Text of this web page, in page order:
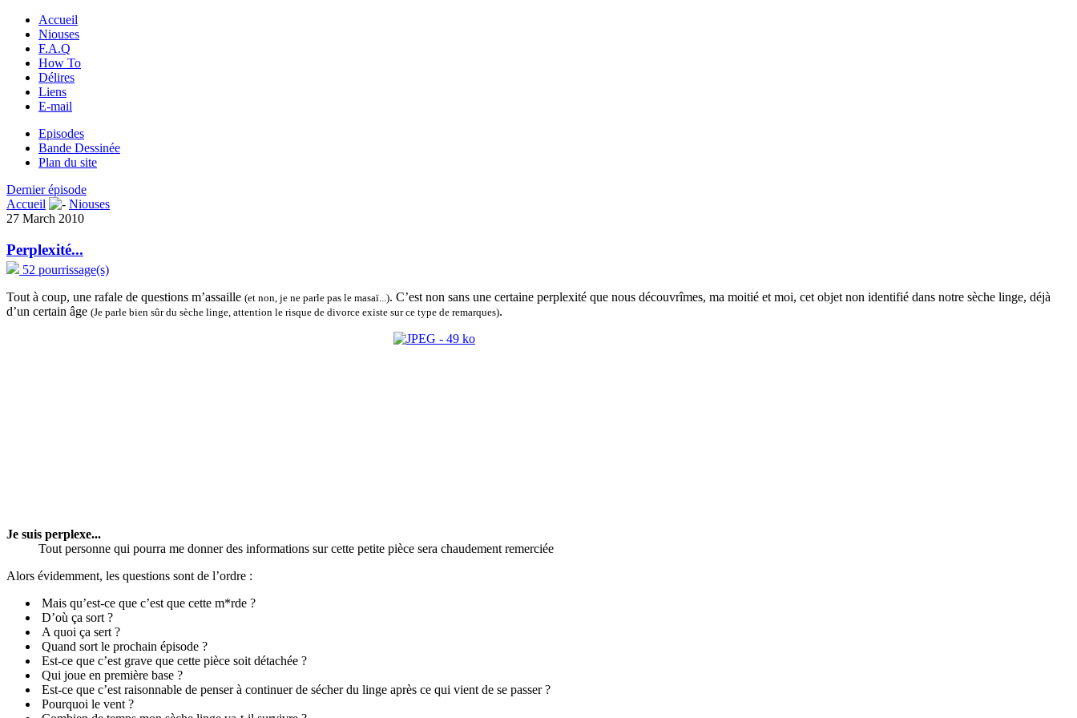
Accueil
Niouses
F.A.Q
How To
Délires
Liens
E-mail
Episodes
Bande Dessinée
Plan du site
Dernier épisode
Accueil
Niouses
27 March 2010
Perplexité...
52 pourrissage(s)
Tout à coup, une rafale de questions m’assaille (et non, je ne parle pas le masaï...). C’est non sans une certaine perplexité que nous découvrîmes, ma moitié et moi, cet objet non identifié dans notre sèche linge, déjà
d’un certain âge (Je parle bien sûr du sèche linge, attention le risque de divorce existe sur ce type de remarques).
Je suis perplexe...
Tout personne qui pourra me donner des informations sur cette petite pièce sera chaudement remerciée
Alors évidemment, les questions sont de l’ordre :
Mais qu’est-ce que c’est que cette m*rde ?
D’où ça sort ?
A quoi ça sert ?
Quand sort le prochain épisode ?
Est-ce que c’est grave que cette pièce soit détachée ?
Qui joue en première base ?
Est-ce que c’est raisonnable de penser à continuer de sécher du linge après ce qui vient de se passer ?
Pourquoi le vent ?